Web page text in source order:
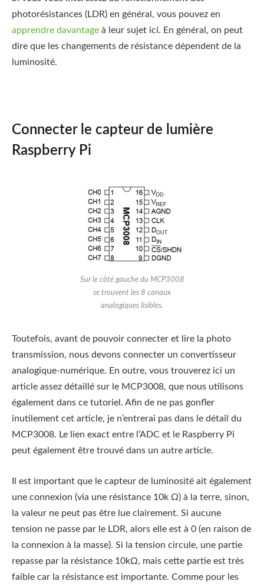
photorésistances (LDR) en général, vous pouvez en
apprendre davantage à leur sujet ici. En général, on peut
dire que les changements de résistance dépendent de la
luminosité.
Connecter le capteur de lumière
Raspberry Pi
Sur le côté gauche du MCP3008
se trouvent les 8 canaux
analogiques lisibles.
Toutefois, avant de pouvoir connecter et lire la photo
transmission, nous devons connecter un convertisseur
analogique-numérique. En outre, vous trouverez ici un
article assez détaillé sur le MCP3008, que nous utilisons
également dans ce tutoriel. Afin de ne pas gonfler
inutilement cet article, je n’entrerai pas dans le détail du
MCP3008. Le lien exact entre l’ADC et le Raspberry Pi
peut également être trouvé dans un autre article.
Il est important que le capteur de luminosité ait également
une connexion (via une résistance 10k Ω) à la terre, sinon,
la valeur ne peut pas être lue clairement. Si aucune
tension ne passe par le LDR, alors elle est à 0 (en raison de
la connexion à la masse). Si la tension circule, une partie
repasse par la résistance 10kΩ, mais cette partie est très
faible car la résistance est importante. Comme pour les